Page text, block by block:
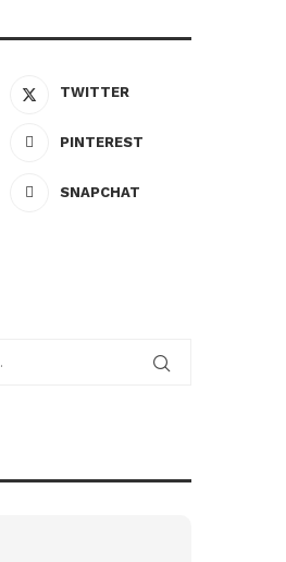
TWITTER
PINTEREST
SNAPCHAT